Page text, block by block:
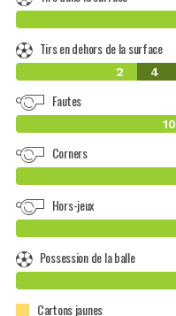
Tirs en dehors de la surface
2 4
Fautes
10
Corners
Hors-jeux
Possession de la balle
Cartons jaunes